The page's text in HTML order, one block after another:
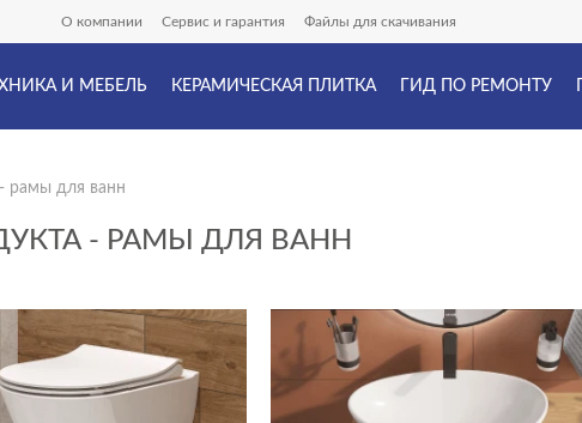
О компании Сервис и гарантия Файлы для скачивания
И МЕБЕЛЬ КЕРАМИЧЕСКАЯ ПЛИТКА ГИД ПО РЕМОНТУ
- рамы для ванн
- РАМЫ ДЛЯ ВАНН